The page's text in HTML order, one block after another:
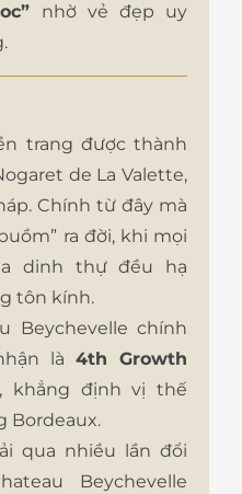
nhờ vẻ đẹp uy
trang được thành
de La Valette,
Chính từ đây mà
ra đời, khi mọi
dinh thự đều hạ
tôn kính.
Beychevelle chính
là 4th Growth
, khẳng định vị thế
Bordeaux.
qua nhiều lần đổi
Beychevelle